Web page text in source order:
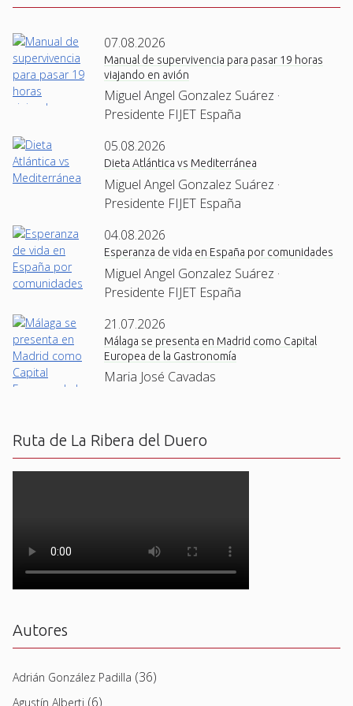
07.08.2026
Manual de supervivencia para pasar 19 horas
viajando en avión
Miguel Angel Gonzalez Suárez ·
Presidente FIJET España
05.08.2026
Dieta Atlántica vs Mediterránea
Miguel Angel Gonzalez Suárez ·
Presidente FIJET España
04.08.2026
Esperanza de vida en España por comunidades
Miguel Angel Gonzalez Suárez ·
Presidente FIJET España
21.07.2026
Málaga se presenta en Madrid como Capital
Europea de la Gastronomía
Maria José Cavadas
Ruta de La Ribera del Duero
Autores
Adrián González Padilla (36)
Agustín Alberti (6)